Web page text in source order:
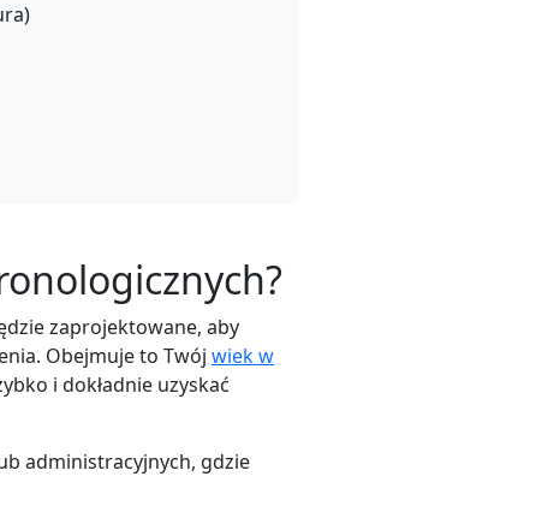
zaprojektowane, aby
Obejmuje to Twój wiek w
i dokładnie uzyskać
administracyjnych, gdzie